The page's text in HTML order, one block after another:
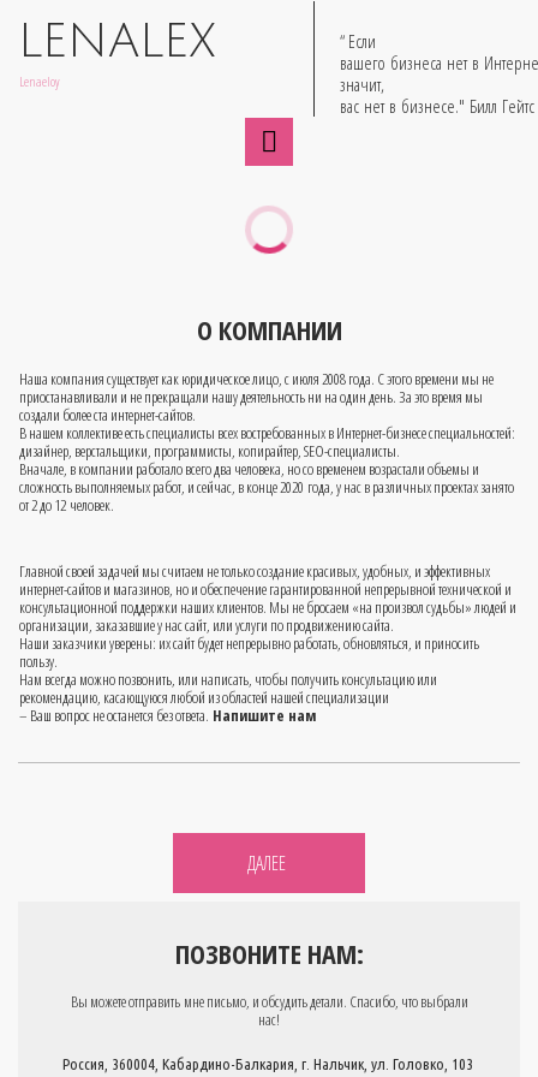
LENALEX
Lenaeloy
“ Если
вашего бизнеса нет в
значит,
вас нет в бизнесе." Билл Гейтс
О КОМПАНИИ
Наша компания существует как юридическое лицо, с июля 2008 года. С этого времени мы не
приостанавливали и не прекращали нашу деятельность ни на один день. За это время мы
создали более ста интернет-сайтов.
В нашем коллективе есть специалисты всех востребованных в Интернет-бизнесе специальностей:
дизайнер, верстальщики, программисты, копирайтер, SEO-специалисты.
Вначале, в компании работало всего два человека, но со временем возрастали объемы и
сложность выполняемых работ, и сейчас, в конце 2020 года, у нас в различных проектах занято
от 2 до 12 человек.
Главной своей задачей мы считаем не только создание красивых, удобных, и эффективных
интернет-сайтов и магазинов, но и обеспечение гарантированной непрерывной технической и
консультационной поддержки наших клиентов. Мы не бросаем «на произвол судьбы» людей и
организации, заказавшие у нас сайт, или услуги по продвижению сайта.
Наши заказчики уверены: их сайт будет непрерывно работать, обновляться, и приносить
пользу.
Нам всегда можно позвонить, или написать, чтобы получить консультацию или
рекомендацию, касающуюся любой из областей нашей специализации
– Ваш вопрос не останется без ответа. Напишите нам
ДАЛЕЕ
ПОЗВОНИТЕ НАМ:
Вы можете отправить мне письмо, и обсудить детали. Спасибо, что выбрали
нас!
Россия, 360004, Кабардино-Балкария, г. Нальчик, ул. Головко, 103